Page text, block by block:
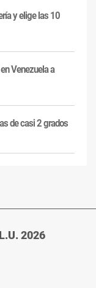
y elige las 10
Venezuela a
de casi 2 grados
2026